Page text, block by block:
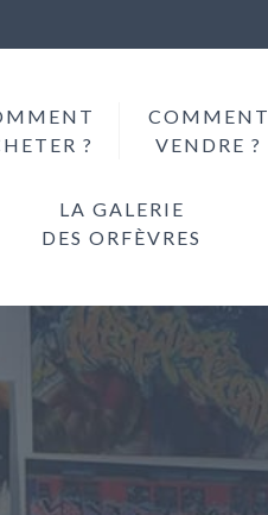
?
COMMENT
VENDRE ?
LA GALERIE
DES ORFÈVRES